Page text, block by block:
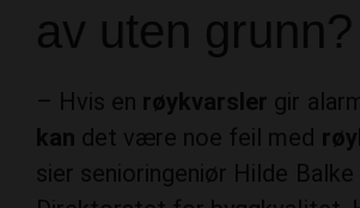
– Hvis enrøykvarslergir alarm
kan det være noe feil med
sier senioringeniør Hilde Balke i
Direktoratet for byggkvalitet.
å sjekke dette: Sjekk om